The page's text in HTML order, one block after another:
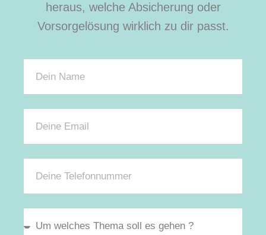
heraus, welche Absicherung oder
Vorsorgelösung wirklich zu dir passt.